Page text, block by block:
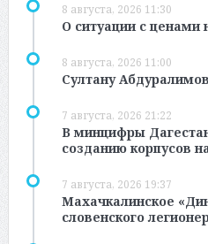
8 августа, 2026 11:30
О ситуации с ценами
8 августа, 2026 11:00
Султану
7 августа, 2026 21:22
В минцифры
созданию корпусов
7 августа, 2026 19:37
Махачкалинское
словенского